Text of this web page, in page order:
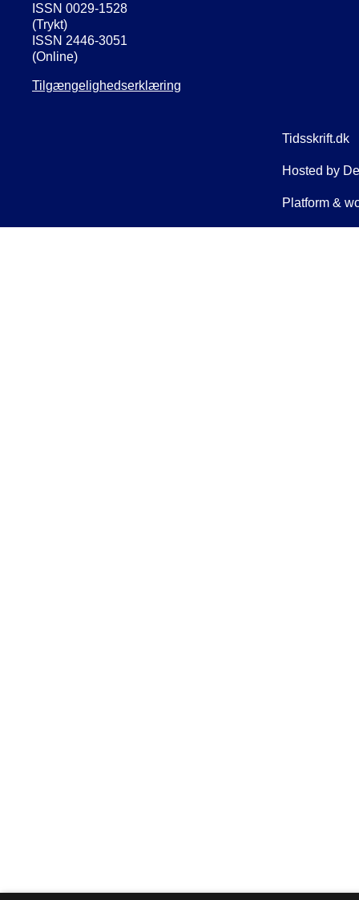
ISSN 0029-1528
(Trykt)
ISSN 2446-3051
(Online)
Tilgængelighedserklæring